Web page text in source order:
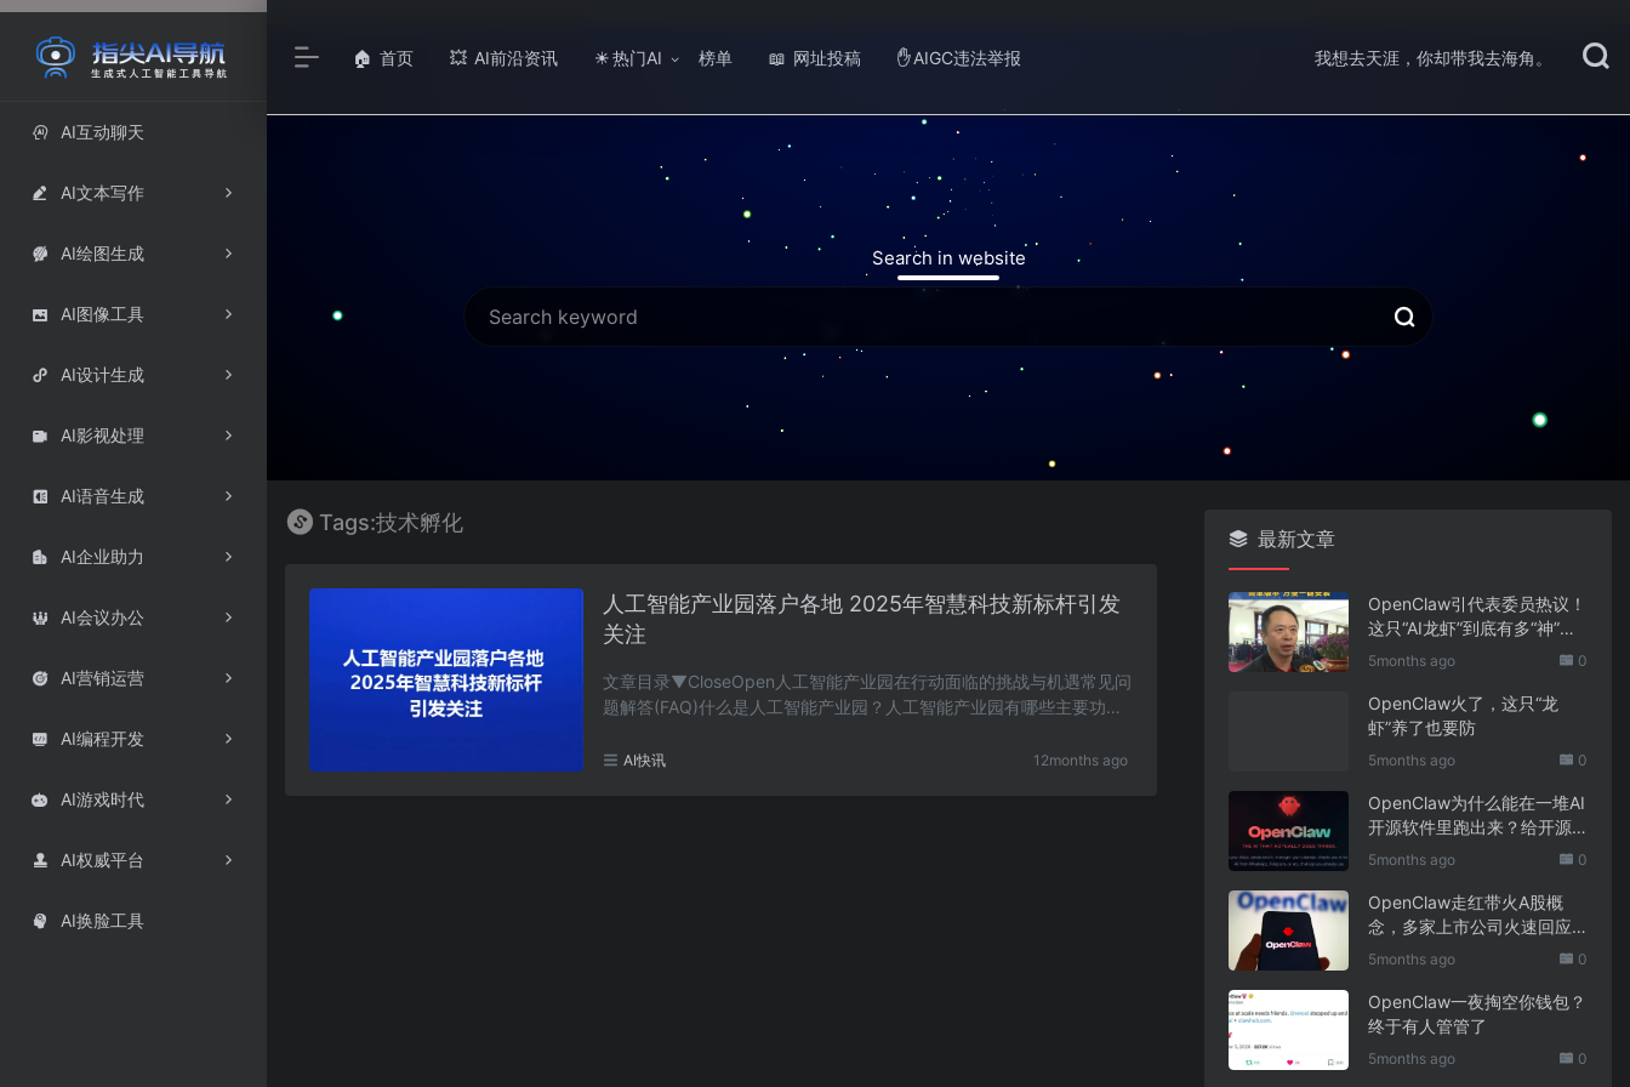
 AI互动聊天
 AI文本写作
 AI绘图生成
 AI图像工具
 AI设计生成
 AI影视处理
 AI语音生成
 AI企业助力
 AI会议办公
 AI营销运营
 AI编程开发
 AI游戏时代
 AI权威平台
 AI换脸工具
🏠 首页 💥 AI前沿资讯 ☀ 热门AI 榜单 📖 网址投稿 ✋ AIGC违法举报 我想去天涯，你却带我去海角。
Search in website
Tags:技术孵化
人工智能产业园落户各地 2025年智慧科技新标杆引发
关注
文章目录▼CloseOpen人工智能产业园在行动面临的挑战与机遇常见问
题解答(FAQ)什么是人工智能产业园？人工智能产业园有哪些主要功
AI快讯 12months ago
最新文章
OpenClaw引代表委员热议！
这只“AI龙虾”到底有多“神”？
｜科技观察
5months ago 0
OpenClaw火了，这只“龙
虾”养了也要防
5months ago 0
OpenClaw为什么能在一堆AI
开源软件里跑出来？给开源
项目的三点启示
5months ago 0
OpenClaw走红带火A股概
念，多家上市公司火速回应
业务布局
5months ago 0
OpenClaw一夜掏空你钱包？
终于有人管管了
5months ago 0